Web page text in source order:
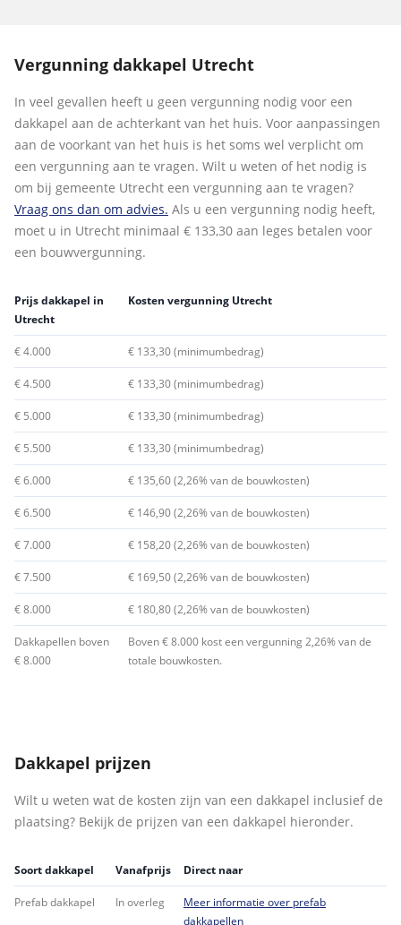
Vergunning dakkapel Utrecht
In veel gevallen heeft u geen vergunning nodig voor een
dakkapel aan de achterkant van het huis. Voor aanpassingen
aan de voorkant van het huis is het soms wel verplicht om
een vergunning aan te vragen. Wilt u weten of het nodig is
om bij gemeente Utrecht een vergunning aan te vragen?
Vraag ons dan om advies. Als u een vergunning nodig heeft,
moet u in Utrecht minimaal € 133,30 aan leges betalen voor
een bouwvergunning.
Prijs dakkapel in
Utrecht
Kosten vergunning Utrecht
€ 4.000 € 133,30 (minimumbedrag)
€ 4.500 € 133,30 (minimumbedrag)
€ 5.000 € 133,30 (minimumbedrag)
€ 5.500 € 133,30 (minimumbedrag)
€ 6.000 € 135,60 (2,26% van de bouwkosten)
€ 6.500 € 146,90 (2,26% van de bouwkosten)
€ 7.000 € 158,20 (2,26% van de bouwkosten)
€ 7.500 € 169,50 (2,26% van de bouwkosten)
€ 8.000 € 180,80 (2,26% van de bouwkosten)
Dakkapellen boven
€ 8.000
Boven € 8.000 kost een vergunning 2,26% van de
totale bouwkosten.
Dakkapel prijzen
Wilt u weten wat de kosten zijn van een dakkapel inclusief de
plaatsing? Bekijk de prijzen van een dakkapel hieronder.
Soort dakkapel Vanafprijs Direct naar
Prefab dakkapel In overleg
Meer informatie over prefab
dakkapellen